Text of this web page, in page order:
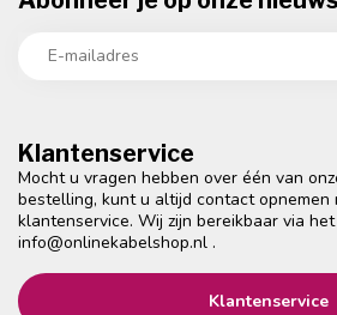
Klantenservice
Mocht u vragen hebben over één van
bestelling, kunt u altijd contact opnemen
klantenservice. Wij zijn bereikbaar via
info@onlinekabelshop.nl .
Klantenservice